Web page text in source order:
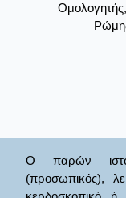
Ο παρών
(προσωπικός),